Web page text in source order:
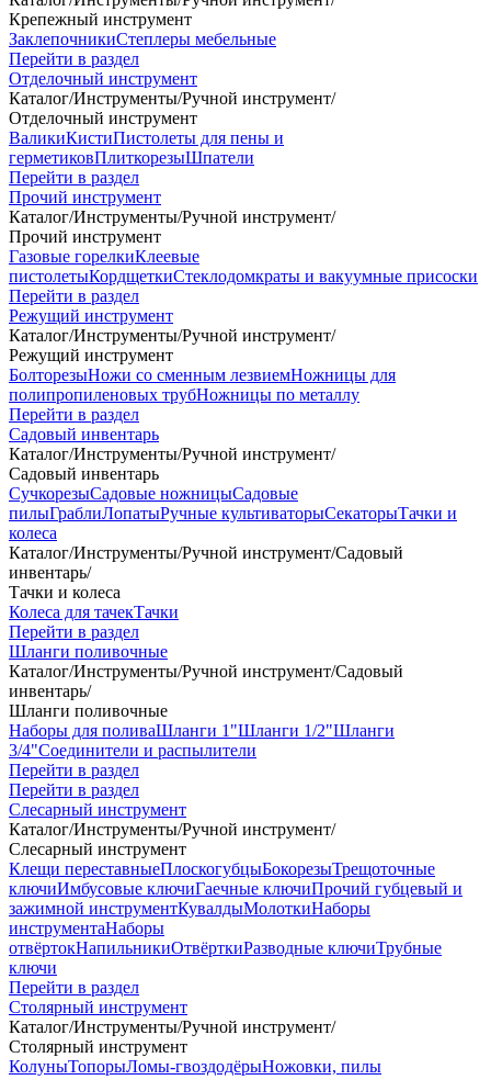
Крепежный инструмент
ЗаклепочникиСтеплеры мебельные
Перейти в раздел
Отделочный инструмент
Каталог/Инструменты/Ручной инструмент/
Отделочный инструмент
ВаликиКистиПистолеты для пены и
герметиковПлиткорезыШпатели
Перейти в раздел
Прочий инструмент
Каталог/Инструменты/Ручной инструмент/
Прочий инструмент
Газовые горелкиКлеевые
пистолетыКордщеткиСтеклодомкраты и вакуумные присоски
Перейти в раздел
Режущий инструмент
Каталог/Инструменты/Ручной инструмент/
Режущий инструмент
БолторезыНожи со сменным лезвиемНожницы для
полипропиленовых трубНожницы по металлу
Перейти в раздел
Садовый инвентарь
Каталог/Инструменты/Ручной инструмент/
Садовый инвентарь
СучкорезыСадовые ножницыСадовые
пилыГраблиЛопатыРучные культиваторыСекаторыТачки и
колеса
Каталог/Инструменты/Ручной инструмент/Садовый
инвентарь/
Тачки и колеса
Колеса для тачекТачки
Перейти в раздел
Шланги поливочные
Каталог/Инструменты/Ручной инструмент/Садовый
инвентарь/
Шланги поливочные
Наборы для поливаШланги 1"Шланги 1/2"Шланги
3/4"Соединители и распылители
Перейти в раздел
Перейти в раздел
Слесарный инструмент
Каталог/Инструменты/Ручной инструмент/
Слесарный инструмент
Клещи переставныеПлоскогубцыБокорезыТрещоточные
ключиИмбусовые ключиГаечные ключиПрочий губцевый и
зажимной инструментКувалдыМолоткиНаборы
инструментаНаборы
отвёртокНапильникиОтвёрткиРазводные ключиТрубные
ключи
Перейти в раздел
Столярный инструмент
Каталог/Инструменты/Ручной инструмент/
Столярный инструмент
КолуныТопорыЛомы-гвоздодёрыНожовки, пилы